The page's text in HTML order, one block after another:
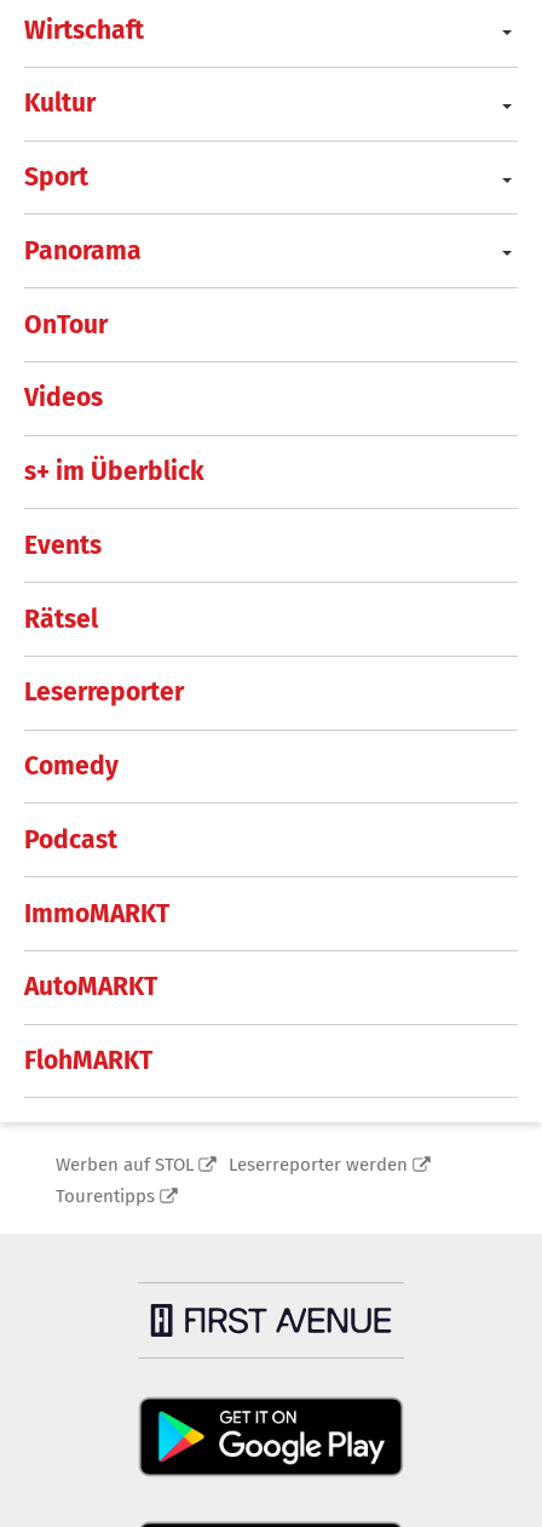
Wirtschaft
Kultur
Sport
Panorama
OnTour
Videos
s+ im Überblick
Events
Rätsel
Leserreporter
Comedy
Podcast
ImmoMARKT
AutoMARKT
FlohMARKT
Werben auf STOL
Leserreporter werden
Tourentipps